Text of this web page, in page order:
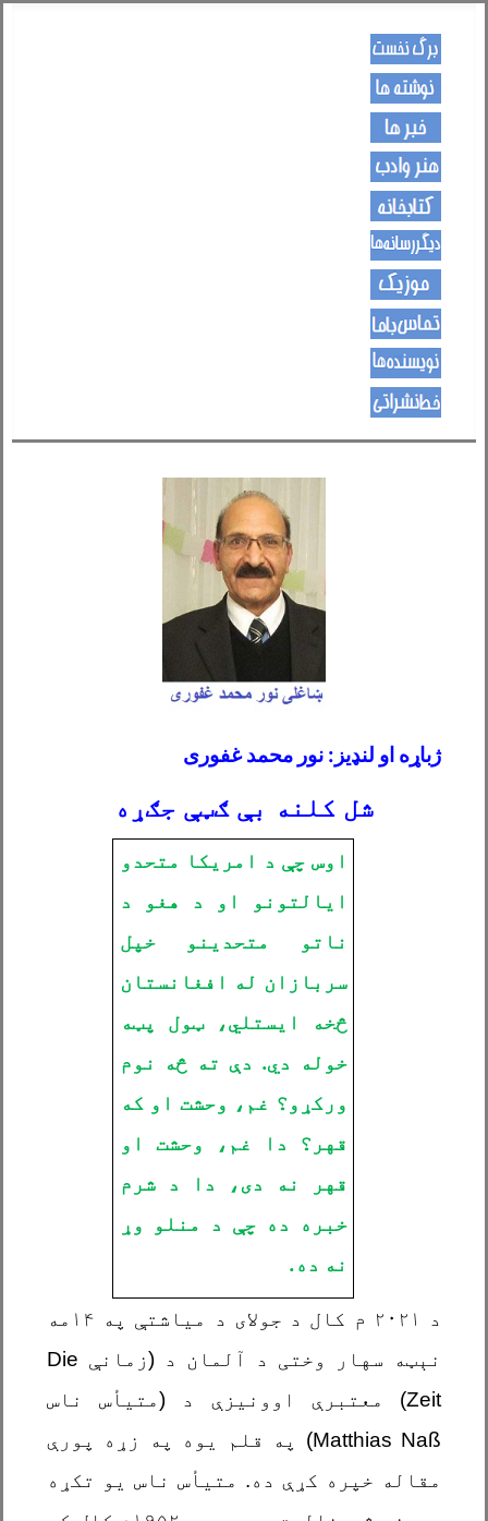
ژباړه او لنډیز: نور محمد غفوری
شل کلنه بې ګټې جګړه
اوس چې د امریکا متحدو
ایالتونو او د هغو د
ناتو متحدینو خپل
سربازان له افغانستان
څخه ایستلي، ټول پټه
خوله دي. دې ته څه نوم
ورکړو؟ غم، وحشت او که
قهر؟ دا غم، وحشت او
قهر نه دی، دا د شرم
خبره ده چې د منلو وړ
نه ده.
د ۲۰۲۱ م کال د جولای د میاشتې په ۱۴مه
نېټه سهار وختی د آلمان د (زمانې Die
Zeit) معتبرې اوونیزې د (متیأس ناس
Matthias Naß) په قلم یوه په زړه پورې
مقاله خپره کړې ده. متیأس ناس یو تکړه